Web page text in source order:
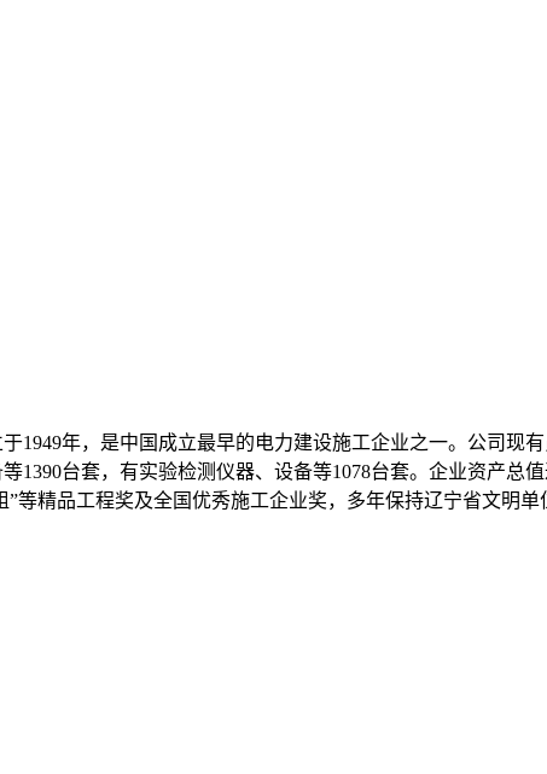
于1949年，是中国成立最早的电力建设施工企业之一。公司现
等1390台套，有实验检测仪器、设备等1078台套。企业资产总
等精品工程奖及全国优秀施工企业奖，多年保持辽宁省文明